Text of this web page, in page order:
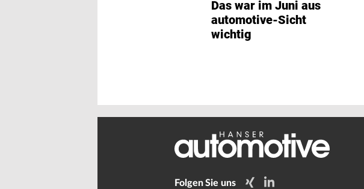
Das war im Juni aus
automotive-Sicht
wichtig
Folgen Sie uns